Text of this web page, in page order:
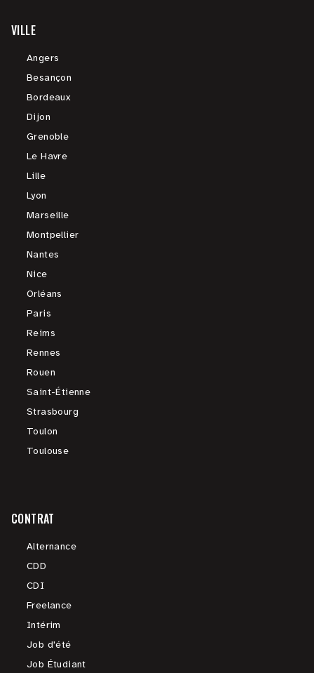
VILLE
Angers
Besançon
Bordeaux
Dijon
Grenoble
Le Havre
Lille
Lyon
Marseille
Montpellier
Nantes
Nice
Orléans
Paris
Reims
Rennes
Rouen
Saint-Étienne
Strasbourg
Toulon
Toulouse
CONTRAT
Alternance
CDD
CDI
Freelance
Intérim
Job d'été
Job Étudiant